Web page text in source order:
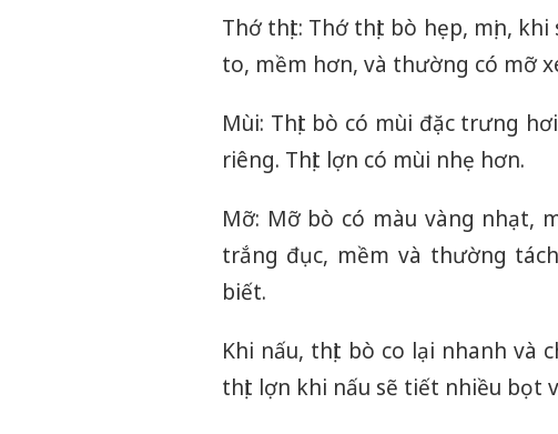
Thớ thịt: Thớ thịt bò hẹp, mịn,
to, mềm hơn, và thường có mỡ
Mùi: Thịt bò có mùi đặc trưng
riêng. Thịt lợn có mùi nhẹ hơn.
Mỡ: Mỡ bò có màu vàng nhạt,
trắng đục, mềm và thường
biết.
Khi nấu, thịt bò co lại nhanh và
thịt lợn khi nấu sẽ tiết nhiều bọt